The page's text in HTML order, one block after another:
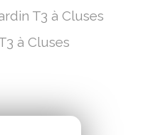
T3 à Cluses
à Cluses